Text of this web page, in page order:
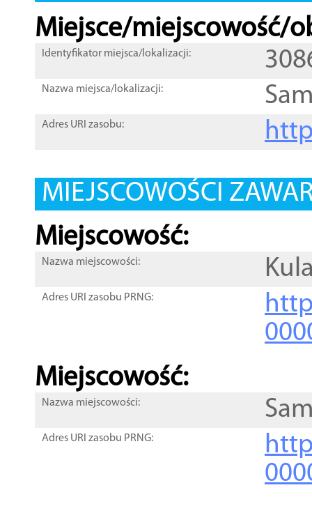
Miejsce/miejscowość/
Identyfikator miejsca/lokalizacji:
Nazwa miejsca/lokalizacji:
Adres URI zasobu:
MIEJSCOWOŚCI
Miejscowość:
Nazwa miejscowości:
Adres URI zasobu PRNG:
Miejscowość:
Nazwa miejscowości:
Adres URI zasobu PRNG: